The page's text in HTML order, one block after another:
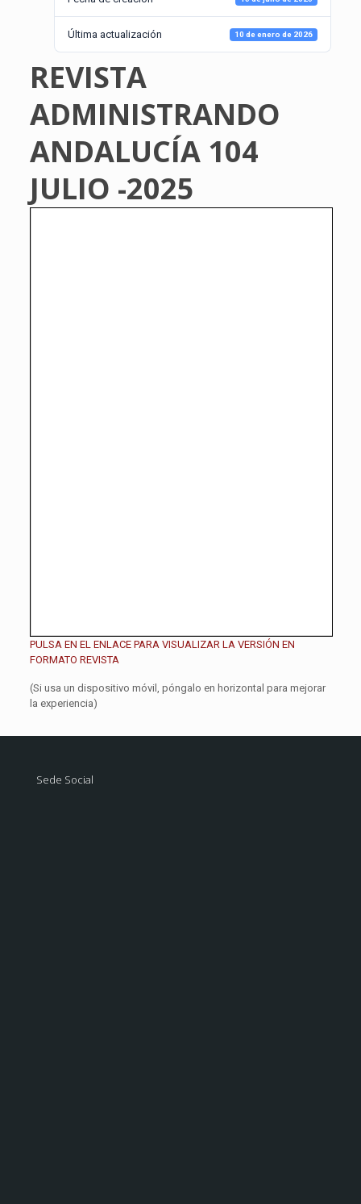
Última actualización 10 de enero de 2026
REVISTA
ADMINISTRANDO
ANDALUCÍA 104
JULIO -2025
PULSA EN EL ENLACE PARA VISUALIZAR LA VERSIÓN EN
FORMATO REVISTA
(Si usa un dispositivo móvil, póngalo en horizontal para mejorar
la experiencia)
Sede Social